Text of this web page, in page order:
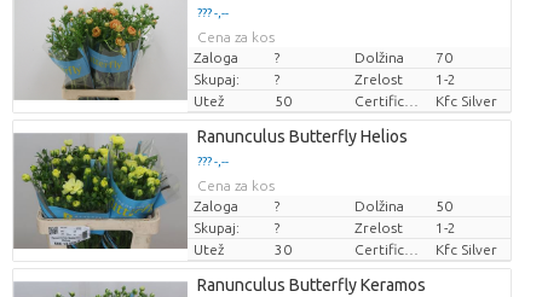
??? -,--
Cena za kos
Zaloga
? Dolžina
70
Skupaj:
? Zrelost
1-2
Utež
50 Kfc Silver
Ranunculus Butterfly Helios
??? -,--
Cena za kos
Zaloga
? Dolžina
50
Skupaj:
? Zrelost
1-2
Utež
30 Kfc Silver
Ranunculus Butterfly Keramos